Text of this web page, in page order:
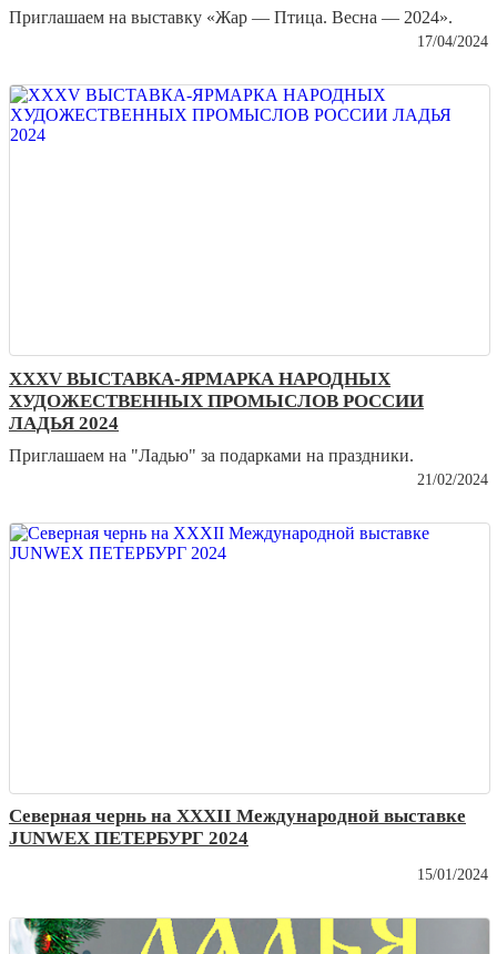
Приглашаем на выставку «Жар — Птица. Весна — 2024».
17/04/2024
XXХV ВЫСТАВКА-ЯРМАРКА НАРОДНЫХ
ХУДОЖЕСТВЕННЫХ ПРОМЫСЛОВ РОССИИ
ЛАДЬЯ 2024
Приглашаем на "Ладью" за подарками на праздники.
21/02/2024
Северная чернь на XXXII Международной выставке
JUNWEX ПЕТЕРБУРГ 2024
15/01/2024